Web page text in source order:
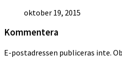
oktober 19, 2015
Kommentera
E-postadressen publiceras inte.